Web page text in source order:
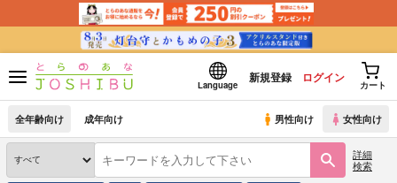
Language
新規登録 ログイン
カート
全年齢向け 成年向け 男性向け 女性向け
詳細
検索